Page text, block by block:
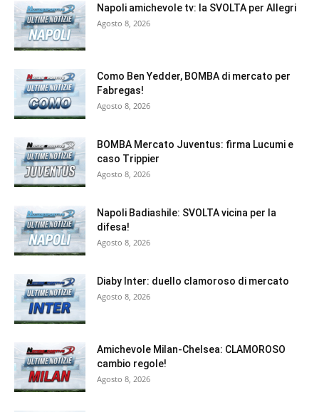
Napoli amichevole tv: la SVOLTA per Allegri
Agosto 8, 2026
Como Ben Yedder, BOMBA di mercato per
Fabregas!
Agosto 8, 2026
BOMBA Mercato Juventus: firma Lucumi e
caso Trippier
Agosto 8, 2026
Napoli Badiashile: SVOLTA vicina per la
difesa!
Agosto 8, 2026
Diaby Inter: duello clamoroso di mercato
Agosto 8, 2026
Amichevole Milan-Chelsea: CLAMOROSO
cambio regole!
Agosto 8, 2026